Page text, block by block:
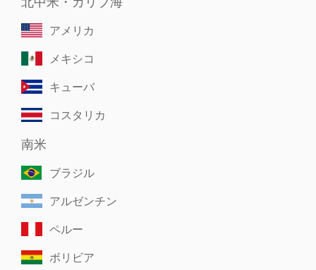
アメリカ
メキシコ
キューバ
コスタリカ
南米
ブラジル
アルゼンチン
ペルー
ボリビア